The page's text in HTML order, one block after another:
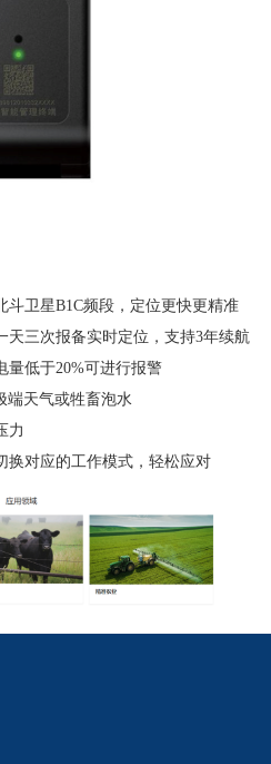
斗卫星B1C频段，定位更快更精准
天三次报备实时定位，支持3年续航
量低于20%可进行报警
端天气或牲畜泡水
力
换对应的工作模式，轻松应对